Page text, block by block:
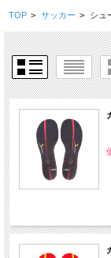
TOP > サッカー > シュ